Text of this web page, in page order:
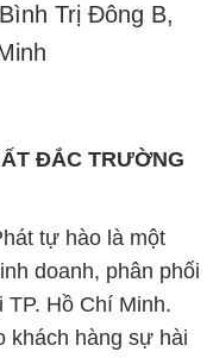
Trị Đông B,
ĐẮC TRƯỜNG
tự hào là một
doanh, phân phối
TP. Hồ Chí Minh.
khách hàng sự hài